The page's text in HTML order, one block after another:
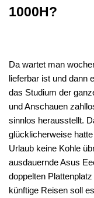
1000H?
Da wartet man
lieferbar ist und dann
das Studium der
und Anschauen
sinnlos herausstellt.
glücklicherweise
Urlaub keine Kohle
ausdauernde Asus
doppelten
künftige Reisen soll